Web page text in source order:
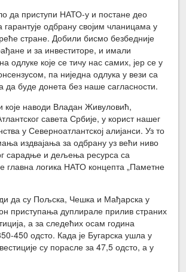
да приступи НАТО-у и постане део
гарантује одбрану својим чланицама у
стране. Добили бисмо безбедније
и за инвеститоре, и имали
одлуке које се тичу нас самих, јер се у
па ниједна одлука у вези са
да буде донета без наше сагласности.
које наводи Владан Живуловић,
савета Србије, у корист нашег
у Северноатлантској алијанси. Уз то
издвајања за одбрану уз већи ниво
сарадње и дељења ресурса са
главна логика НАТО концепта „Паметне
да су Пољска, Чешка и Мађарска у
приступања дуплирале прилив страних
а за следећих осам година
450 одсто. Када је Бугарска ушла у
су порасле за 47,5 одсто, а у